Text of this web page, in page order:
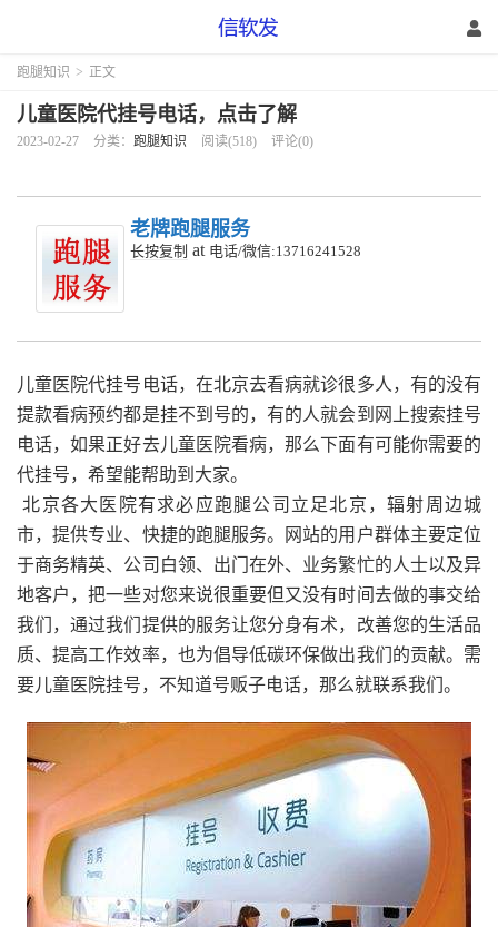
跑腿知识 > 正文
儿童医院代挂号电话，点击了解
2023-02-27 分类： 跑腿知识 阅读(518) 评论(0)
老牌跑腿服务
长按复制 at 电话/微信:13716241528
儿童医院代挂号电话，在北京去看病就诊很多人，有的没有
提款看病预约都是挂不到号的，有的人就会到网上搜索挂号
电话，如果正好去儿童医院看病，那么下面有可能你需要的
代挂号，希望能帮助到大家。
北京各大医院有求必应跑腿公司立足北京，辐射周边城
市，提供专业、快捷的跑腿服务。网站的用户群体主要定位
于商务精英、公司白领、出门在外、业务繁忙的人士以及异
地客户，把一些对您来说很重要但又没有时间去做的事交给
我们，通过我们提供的服务让您分身有术，改善您的生活品
质、提高工作效率，也为倡导低碳环保做出我们的贡献。需
要儿童医院挂号，不知道号贩子电话，那么就联系我们。